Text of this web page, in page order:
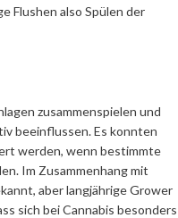
Flushen also Spülen der
zusammenspielen und
beeinflussen. Es konnten
werden, wenn bestimmte
Im Zusammenhang mit
aber langjährige Grower
sich bei Cannabis besonders